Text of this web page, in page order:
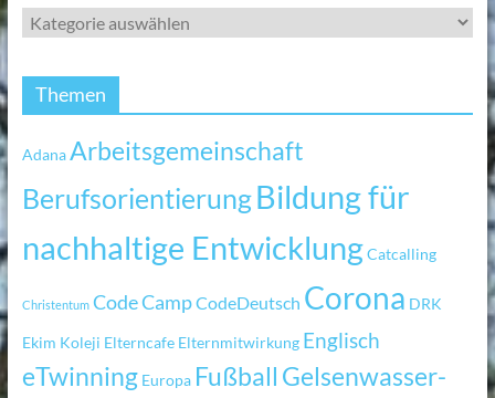
Themen
AdanaArbeitsgemeinschaft
BerufsorientierungBildung für
nachhaltige EntwicklungCatcalling
Christentum Code CampCodeDeutsch Corona DRK
Ekim Koleji Elterncafe Elternmitwirkung Englisch
eTwinning Europa Fußball Gelsenwasser-